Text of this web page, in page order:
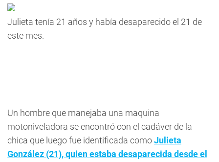
Julieta tenía 21 años y había desaparecido el 21 de
este mes.
Un hombre que manejaba una maquina
motoniveladora se encontró con el cadáver de la
chica que luego fue identificada comoJulieta
González (21), quien estaba desaparecida desde el